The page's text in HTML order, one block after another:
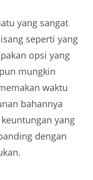
yang sangat
seperti yang
opsi yang
mungkin
waktu
bahannya
yang
dengan